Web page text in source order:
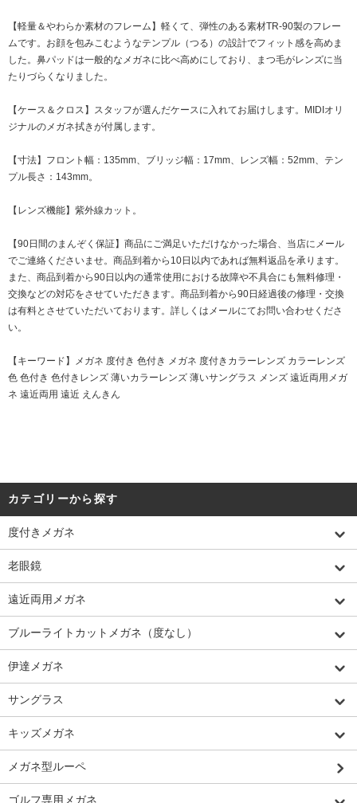
【軽量＆やわらか素材のフレーム】軽くて、弾性のある素材TR-90製のフレー
ムです。お顔を包みこむようなテンプル（つる）の設計でフィット感を高めま
した。鼻パッドは一般的なメガネに比べ高めにしており、まつ毛がレンズに当
たりづらくなりました。
【ケース＆クロス】スタッフが選んだケースに入れてお届けします。MIDIオリ
ジナルのメガネ拭きが付属します。
【寸法】フロント幅：135mm、ブリッジ幅：17mm、レンズ幅：52mm、テン
プル長さ：143mm。
【レンズ機能】紫外線カット。
【90日間のまんぞく保証】商品にご満足いただけなかった場合、当店にメール
でご連絡くださいませ。商品到着から10日以内であれば無料返品を承ります。
また、商品到着から90日以内の通常使用における故障や不具合にも無料修理・
交換などの対応をさせていただきます。商品到着から90日経過後の修理・交換
は有料とさせていただいております。詳しくはメールにてお問い合わせくださ
い。
【キーワード】メガネ 度付き 色付き メガネ 度付きカラーレンズ カラーレンズ
色 色付き 色付きレンズ 薄いカラーレンズ 薄いサングラス メンズ 遠近両用メガ
ネ 遠近両用 遠近 えんきん
カテゴリーから探す
度付きメガネ
老眼鏡
遠近両用メガネ
ブルーライトカットメガネ（度なし）
伊達メガネ
サングラス
キッズメガネ
メガネ型ルーペ
ゴルフ専用メガネ